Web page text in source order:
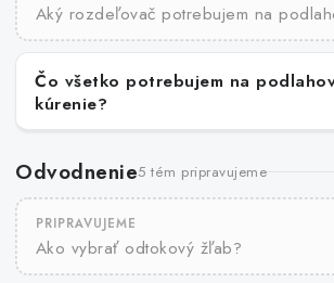
Aký rozdeľovač potrebujem na
Čo všetko potrebujem na
kúrenie?
Odvodnenie5 tém pripravujeme
PRIPRAVUJEME
Ako vybrať odtokový žľab?